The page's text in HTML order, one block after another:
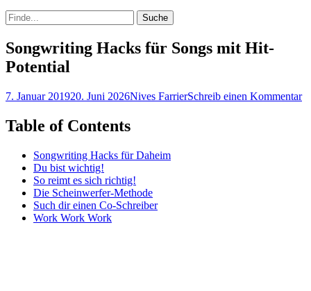
bei
der
Suche
Suche
nach:
Songwriting Hacks für Songs mit Hit-
Potential
Posted
7. Januar 201920. Juni 2026Autor
Nives FarrierSchreib einen Kommentar
Table of Contents
Songwriting Hacks für Daheim
Du bist wichtig!
So reimt es sich richtig!
Die Scheinwerfer-Methode
Such dir einen Co-Schreiber
Work Work Work